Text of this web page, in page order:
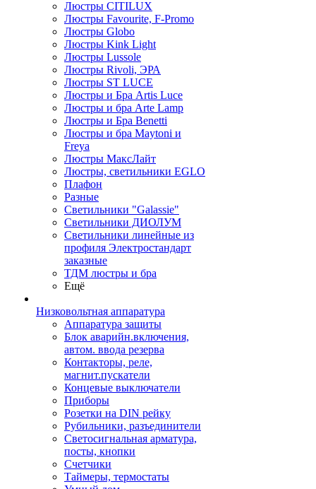
Люстры CITILUX
Люстры Favourite, F-Promo
Люстры Globo
Люстры Kink Light
Люстры Lussole
Люстры Rivoli, ЭРА
Люстры ST LUCE
Люстры и Бра Artis Luce
Люстры и бра Arte Lamp
Люстры и Бра Benetti
Люстры и бра Maytoni и
Freya
Люстры МаксЛайт
Люстры, светильники EGLO
Плафон
Разные
Светильники "Galassie"
Светильники ДИОЛУМ
Светильники линейные из
профиля Электростандарт
заказные
ТДМ люстры и бра
Ещё
Низковольтная аппаратура
Аппаратура защиты
Блок аварийн.включения,
автом. ввода резерва
Контакторы, реле,
магнит.пускатели
Концевые выключатели
Приборы
Розетки на DIN рейку
Рубильники, разъединители
Светосигнальная арматура,
посты, кнопки
Счетчики
Таймеры, термостаты